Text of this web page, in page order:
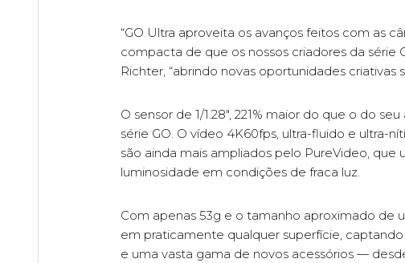
“GO Ultra aproveita os avanços feitos com as
compacta de que os nossos criadores da
Richter, “abrindo novas oportunidades criativas
O sensor de 1/1.28", 221% maior do que o do
série GO. O vídeo 4K60fps, ultra-fluido e ultra-
são ainda mais ampliados pelo PureVideo,
luminosidade em condições de fraca luz.
Com apenas 53g e o tamanho aproximado de
em praticamente qualquer superfície,
e uma vasta gama de novos acessórios —